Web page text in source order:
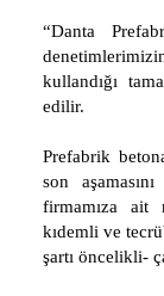
“Danta
kullandığı
edilir.
Prefabrik
son
firmamıza
kıdemli ve
şartı öncelikli-